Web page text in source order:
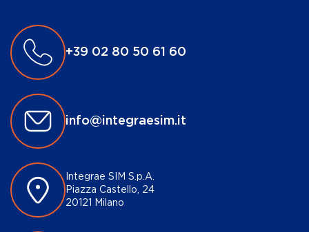
+39 02 80 50 61 60
info@integraesim.it
Integrae SIM S.p.A.
Piazza Castello, 24
20121 Milano